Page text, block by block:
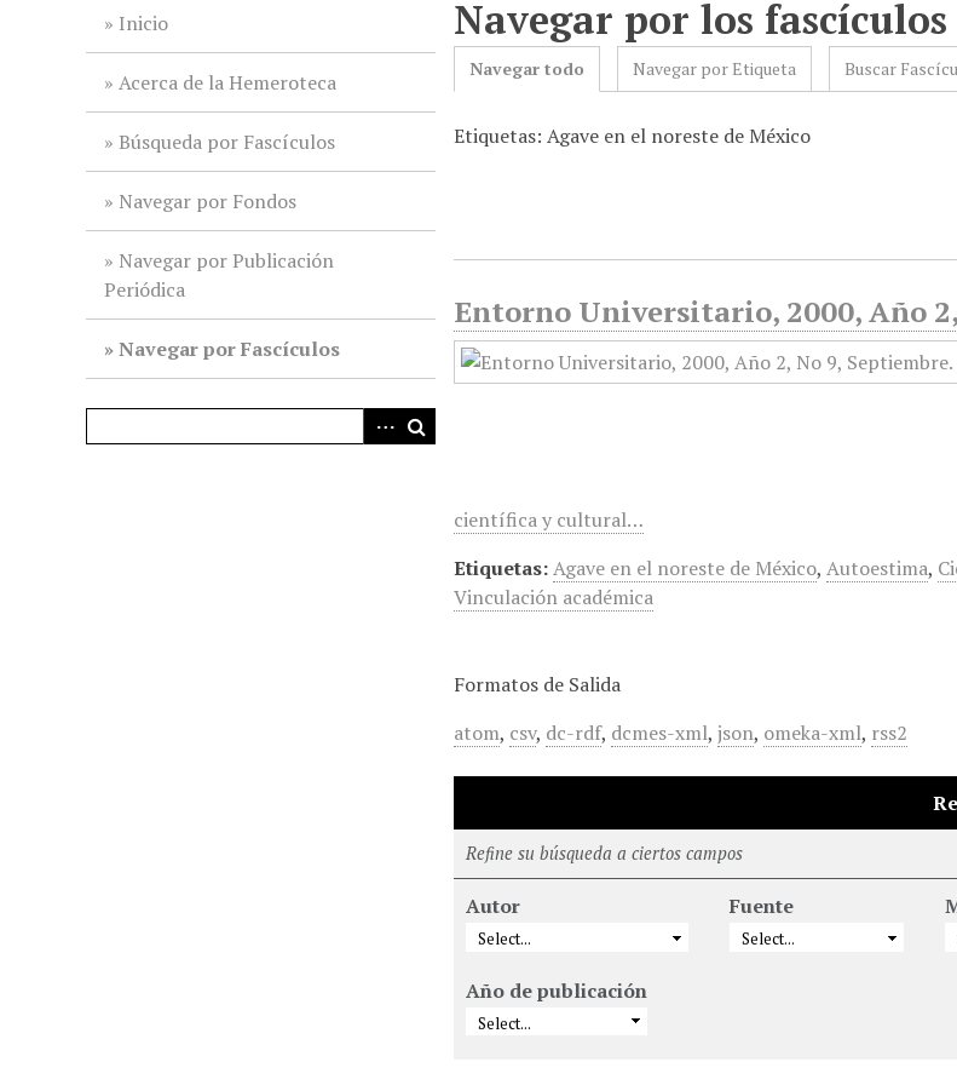
Inicio
Acerca de la Hemeroteca
Búsqueda por Fascículos
Navegar por Fondos
Navegar por Publicación
Periódica
Navegar por Fascículos
Navegar por los
Navegar todo Navegar por Etiqueta Buscar
Etiquetas: Agave en el noreste de México
Entorno Universitario, 2000, Año
científica y cultural…
Etiquetas:Agave en el noreste de México,Autoestima,
Vinculación académica
Formatos de Salida
atom, csv, dc-rdf, dcmes-xml,json, omeka-xml, rss2
Refine su búsqueda a ciertos campos
Autor Fuente
Año de publicación